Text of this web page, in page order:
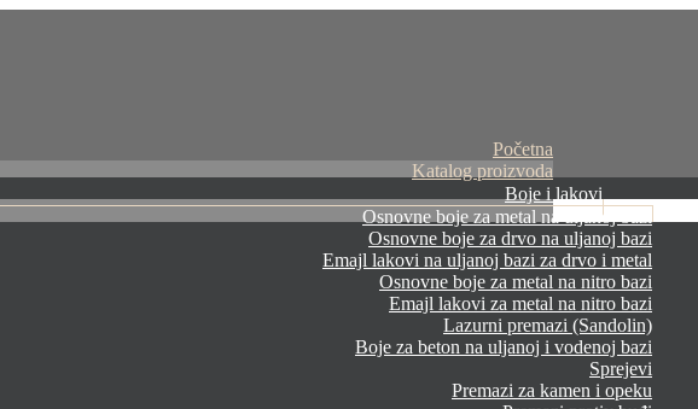
Početna
Katalog proizvoda
Boje i lakovi
Osnovne boje za metal na uljanoj bazi
Osnovne boje za drvo na uljanoj bazi
Emajl lakovi na uljanoj bazi za drvo i metal
Osnovne boje za metal na nitro bazi
Emajl lakovi za metal na nitro bazi
Lazurni premazi (Sandolin)
Boje za beton na uljanoj i vodenoj bazi
Sprejevi
Premazi za kamen i opeku